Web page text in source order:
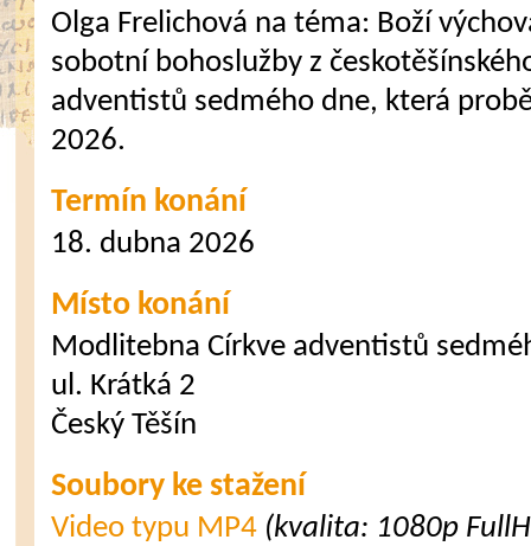
Olga Frelichová na téma: Boží
sobotní bohoslužby z
adventistů sedmého dne, která
2026.
Termín konání
18. dubna 2026
Místo konání
Modlitebna Církve adventistů
ul. Krátká 2
Český Těšín
Soubory ke stažení
Video typu MP4 (kvalita: 1080p